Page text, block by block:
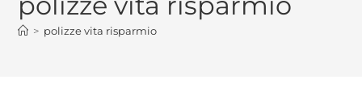
> polizze vita risparmio